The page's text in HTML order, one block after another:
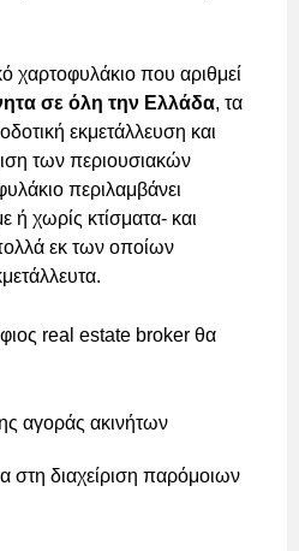
χαρτοφυλάκιο που αριθμεί
σε όλη την Ελλάδα, τα
εκμετάλλευση και
των περιουσιακών
περιλαμβάνει
ή χωρίς κτίσματα- και
εκ των οποίων
real estate broker θα
αγοράς ακινήτων
στη διαχείριση παρόμοιων